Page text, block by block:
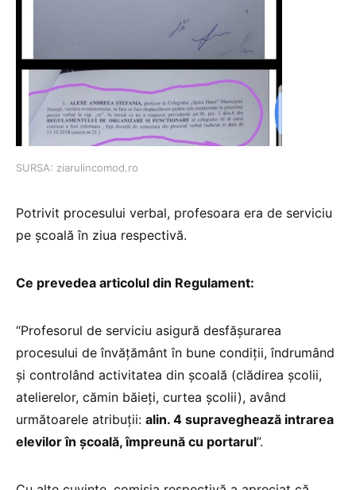
SURSA: ziarulincomod.ro
Potrivit procesului verbal, profesoara era de serviciu
pe școală în ziua respectivă.
Ce prevedea articolul din Regulament:
“Profesorul de serviciu asigură desfășurarea
procesului de învățământ în bune condiții, îndrumând
și controlând activitatea din școală (clădirea școlii,
atelierelor, cămin băieți, curtea școlii), având
următoarele atribuții: alin. 4 supraveghează intrarea
elevilor în școală, împreună cu portarul”.